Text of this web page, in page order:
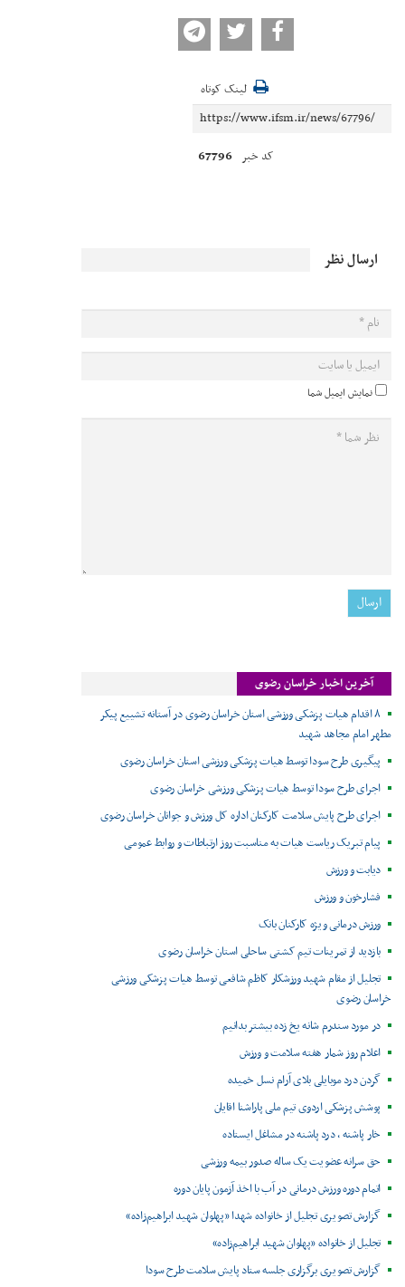
لینک کوتاه
کد خبر 67796
ارسال نظر
نمایش ایمیل شما
آخرین اخبار خراسان رضوی
۸ اقدام هیات پزشکی ورزشی استان خراسان رضوی در آستانه تشییع پیکر
مطهر امام مجاهد شهید
پیگیری طرح سودا توسط هیات پزشکی ورزشی استان خراسان رضوی
اجرای طرح سودا توسط هیات پزشکی ورزشی خراسان رضوی
اجرای طرح پایش سلامت کارکنان اداره کل ورزش و جوانان خراسان رضوی
پیام تبریک ریاست هیات به مناسبت روز ارتباطات و روابط عمومی
دیابت و ورزش
فشارخون و ورزش
ورزش درمانی ویژه کارکنان بانک
بازدید از تمرینات تیم کشتی ساحلی استان خراسان رضوی
تجلیل از مقام شهید ورزشکار کاظم شافعی توسط هیات پزشکی ورزشی
خراسان رضوی
در مورد سندرم شانه یخ زده بیشتر بدانیم
اعلام روز شمار هفته سلامت و ورزش
گردن درد موبایلی بلای آرام نسل خمیده
پوشش پزشکی اردوی تیم ملی پاراشنا اقایان
خار پاشنه ، درد پاشنه در مشاغل ایستاده
حق سرانه عضویت یک ساله صدور بیمه ورزشی
اتمام دوره ورزش درمانی در آب با اخذ آزمون پایان دوره
گزارش تصویری تجلیل از خانواده شهدا «پهلوان شهید ابراهیم‌زاده»
تجلیل از خانواده «پهلوان شهید ابراهیم‌زاده»
گزارش تصویری برگزاری جلسه ستاد پایش سلامت طرح سودا